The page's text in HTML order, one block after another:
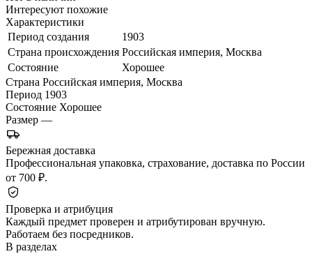
Интересуют похожие
Характеристики
Период создания
1903
Страна происхождения Российская империя, Москва
Состояние
Хорошее
Страна Российская империя, Москва
Период 1903
Состояние Хорошее
Размер —
Бережная доставка
Профессиональная упаковка, страхование, доставка по России
от 700 ₽.
Проверка и атрибуция
Каждый предмет проверен и атрибутирован вручную.
Работаем без посредников.
В разделах